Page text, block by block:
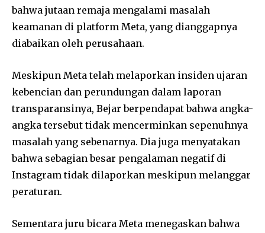
bahwa jutaan remaja mengalami masalah
keamanan di platform Meta, yang dianggapnya
diabaikan oleh perusahaan.
Meskipun Meta telah melaporkan insiden ujaran
kebencian dan perundungan dalam laporan
transparansinya, Bejar berpendapat bahwa angka-
angka tersebut tidak mencerminkan sepenuhnya
masalah yang sebenarnya. Dia juga menyatakan
bahwa sebagian besar pengalaman negatif di
Instagram tidak dilaporkan meskipun melanggar
peraturan.
Sementara juru bicara Meta menegaskan bahwa